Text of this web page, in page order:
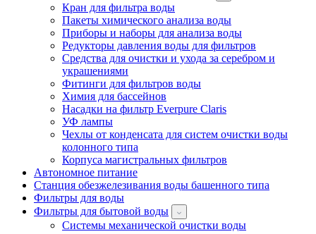
Кран для фильтра воды
Пакеты химического анализа воды
Приборы и наборы для анализа воды
Редукторы давления воды для фильтров
Средства для очистки и ухода за серебром и
украшениями
Фитинги для фильтров воды
Химия для бассейнов
Насадки на фильтр Everpure Claris
УФ лампы
Чехлы от конденсата для систем очистки воды
колонного типа
Корпуса магистральных фильтров
Автономное питание
Станция обезжелезивания воды башенного типа
Фильтры для воды
Фильтры для бытовой воды
Системы механической очистки воды